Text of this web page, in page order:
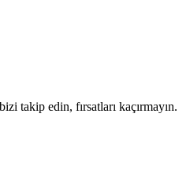
takip edin, fırsatları kaçırmayın.